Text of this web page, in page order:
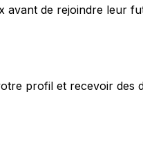
avant de rejoindre leur
profil et recevoir des